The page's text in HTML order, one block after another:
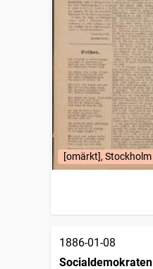
[omärkt], Stockholm
1886-01-08
Socialdemokraten